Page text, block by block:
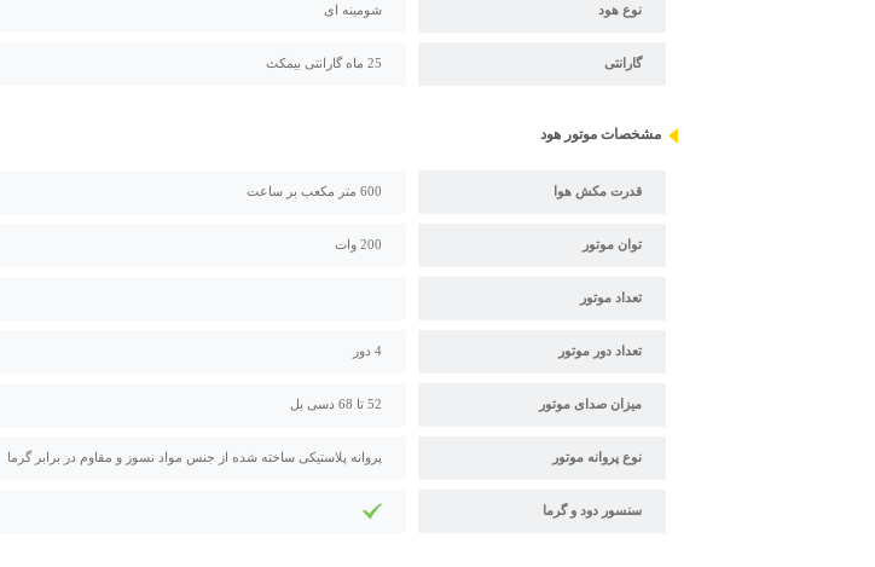
نوع هود شومینه ای
گارانتی 25 ماه گارانتی بیمکث
مشخصات موتور هود
قدرت مکش هوا 600 متر مکعب بر ساعت
توان موتور 200 وات
تعداد موتور
تعداد دور موتور 4 دور
میزان صدای موتور 52 تا 68 دسی بل
نوع پروانه موتور پروانه پلاستیکی ساخته شده از جنس مواد نسوز و مقاوم در برابر گرما
سنسور دود و گرما